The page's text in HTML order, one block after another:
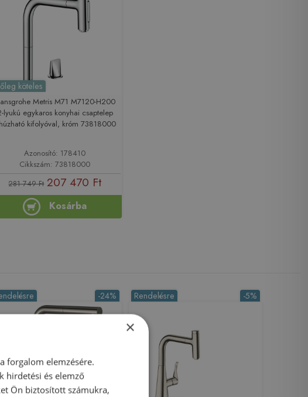
köteles
Metris M71 M7120-H200
lyukú egykaros konyhai csaptelep
kifolyóval, króm 73818000
Azonosító: 178410
Cikkszám: 73818000
281 749 Ft 207 470 Ft
Kosárba
-24% -5%
Rendelésre
×
forgalom elemzésére.
hirdetési és elemző
Ön biztosított számukra,